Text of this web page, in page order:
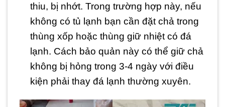
thiu, bị nhớt. Trong trường hợp này, nếu
không có tủ lạnh bạn cần đặt chả trong
thùng xốp hoặc thùng giữ nhiệt có đá
lạnh. Cách bảo quản này có thể giữ chả
không bị hỏng trong 3-4 ngày với điều
kiện phải thay đá lạnh thường xuyên.